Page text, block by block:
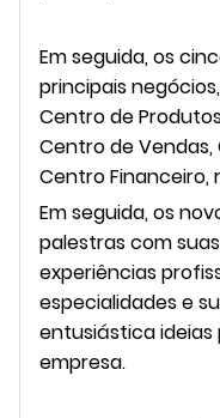
Em seguida, os
principais
Centro de
Centro de
Centro
Em seguida, os
palestras com
experiências
especialidades e
entusiástica
empresa.